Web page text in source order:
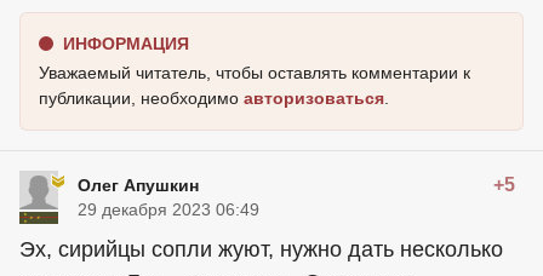
ИНФОРМАЦИЯ
Уважаемый читатель, чтобы оставлять комментарии к
публикации, необходимо авторизоваться.
Олег Апушкин +5
29 декабря 2023 06:49
Эх, сирийцы сопли жуют, нужно дать несколько